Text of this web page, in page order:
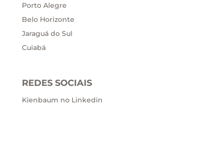
Porto Alegre
Belo Horizonte
Jaraguá do Sul
Cuiabá
REDES SOCIAIS
Kienbaum no Linkedin